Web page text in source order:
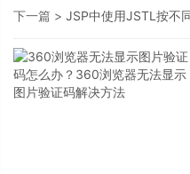
下一篇 > JSP中使用JSTL按不